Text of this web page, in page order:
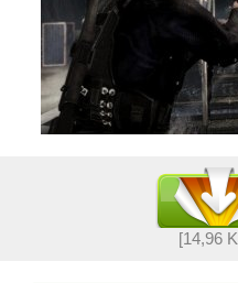
[14,96